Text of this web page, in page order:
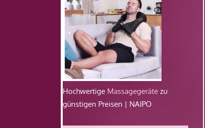
Hochwertige Massagegeräte zu
günstigen Preisen | NAIPO